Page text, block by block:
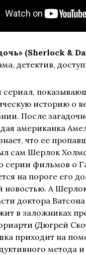
(Sherlock &
детектив,
сериал,
историю о
После
американка
что ее
сам Шерлок
серии фильмов о
на пороге его
А
доктора
в заложниках
(Дюгрей
приходит на
метода и